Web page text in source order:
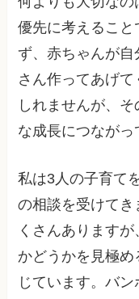
優先に考えるこ
ず、赤ちゃんが自
さん作ってあげ
しれませんが、
な成長につながっ
私は3人の子育て
の相談を受けて
くさんあります
かどうかを見極
じています。バ